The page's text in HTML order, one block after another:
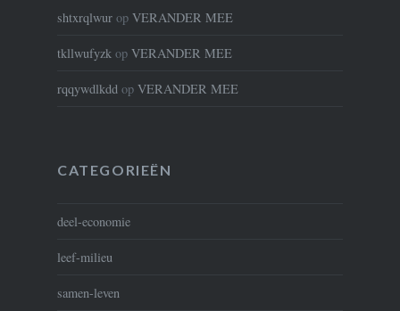
shtxrqlwurop VERANDER MEE
tkllwufyzkop VERANDER MEE
rqqywdlkdd op VERANDER MEE
CATEGORIEËN
deel-economie
leef-milieu
samen-leven